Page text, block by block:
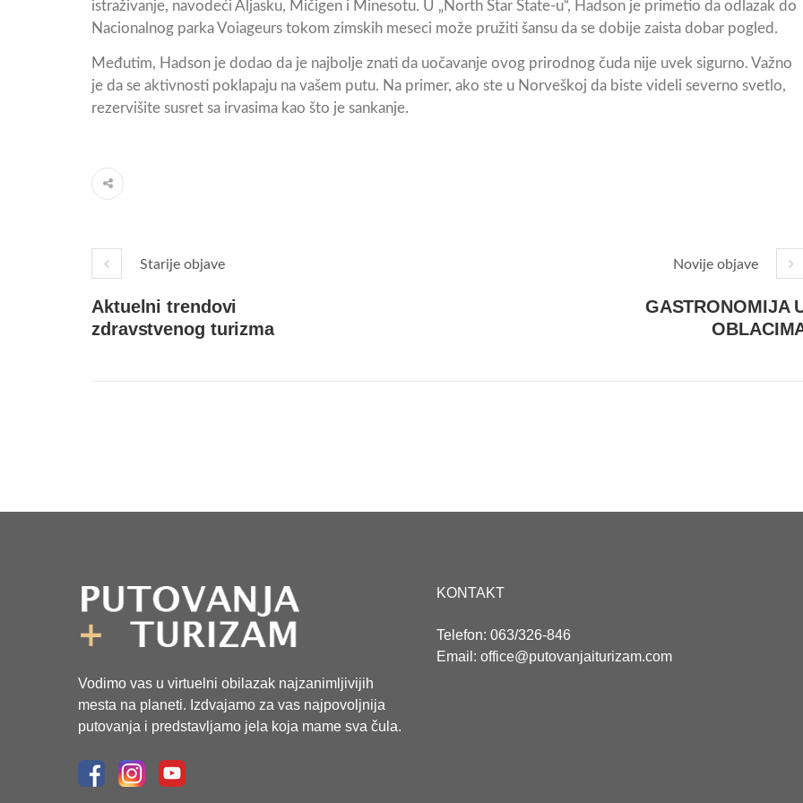
istraživanje, navodeći Aljasku, Mičigen i Minesotu. U „North Star State-u“, Hadson je primetio da odlazak do
Nacionalnog parka Voiageurs tokom zimskih meseci može pružiti šansu da se dobije zaista dobar pogled.
Međutim, Hadson je dodao da je najbolje znati da uočavanje ovog prirodnog čuda nije uvek sigurno. Važno
je da se aktivnosti poklapaju na vašem putu. Na primer, ako ste u Norveškoj da biste videli severno svetlo,
rezervišite susret sa irvasima kao što je sankanje.
Starije objave
Aktuelni trendovi
zdravstvenog turizma
Novije objave
GASTRONOMIJA
Vodimo vas u virtuelni obilazak najzanimljivijih
mesta na planeti. Izdvajamo za vas najpovoljnija
putovanja i predstavljamo jela koja mame sva čula.
KONTAKT
Telefon: 063/326-846
Email: office@putovanjaiturizam.com